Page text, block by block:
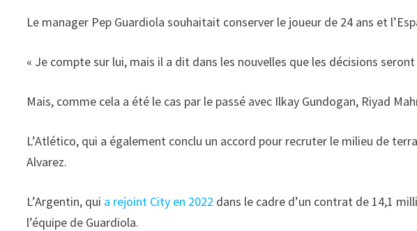
Le manager Pep Guardiola souhaitait conserver le joueur de 24 ans et
« Je compte sur lui, mais il a dit dans les nouvelles que les décisions
Mais, comme cela a été le cas par le passé avec Ilkay Gundogan, Riyad
L’Atlético, qui a également conclu un accord pour recruter le milieu de
Alvarez.
L’Argentin, qui a rejoint City en 2022 dans le cadre d’un contrat de 14,1
l’équipe de Guardiola.